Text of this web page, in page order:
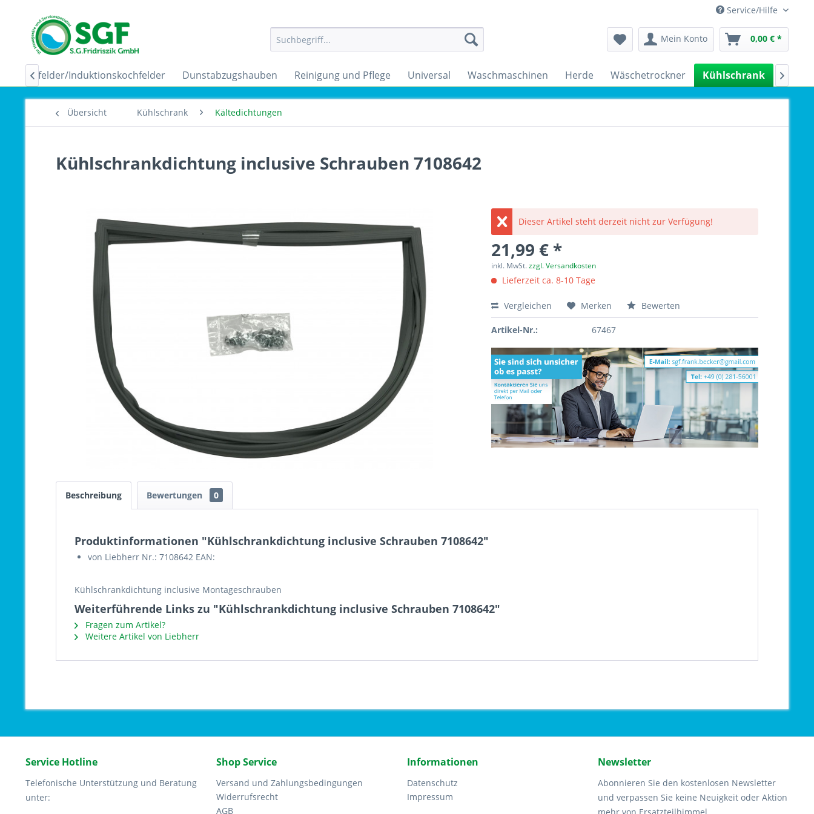
Service/Hilfe
Mein Konto 0,00 € *
Ceranfelder/Induktionskochfelder Dunstabzugshauben Reinigung und Pflege Universal Waschmaschinen Herde Wäschetrockner Kühlschrank
 
Übersicht Kühlschrank Kältedichtungen
Kühlschrankdichtung inclusive Schrauben 7108642
Dieser Artikel steht derzeit nicht zur Verfügung!
21,99 € *
inkl. MwSt.zzgl. Versandkosten
Lieferzeit ca. 8-10 Tage
Vergleichen Merken Bewerten
Artikel-Nr.: 67467
Beschreibung Bewertungen 0
Produktinformationen "Kühlschrankdichtung inclusive Schrauben 7108642"
von Liebherr Nr.: 7108642 EAN:
Kühlschrankdichtung inclusive Montageschrauben
Weiterführende Links zu "Kühlschrankdichtung inclusive Schrauben 7108642"
Fragen zum Artikel?
Weitere Artikel von Liebherr
Service Hotline
Telefonische Unterstützung und Beratung
unter:
Shop Service
Versand und Zahlungsbedingungen
Widerrufsrecht
AGB
Informationen
Datenschutz
Impressum
Newsletter
Abonnieren Sie den kostenlosen Newsletter
und verpassen Sie keine Neuigkeit oder Aktion